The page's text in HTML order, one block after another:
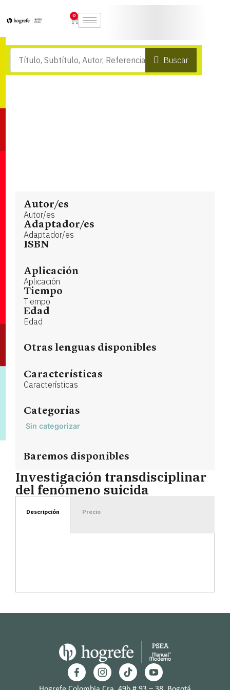
0
Buscar
Autor/es
Autor/es
Adaptador/es
Adaptador/es
ISBN
Aplicación
Aplicación
Tiempo
Tiempo
Edad
Edad
Otras lenguas disponibles
Características
Características
Categorías
Sin categorizar
Baremos disponibles
Investigación transdisciplinar
del fenómeno suicida
Descripción Precio